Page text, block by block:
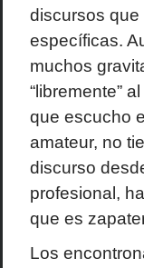
discursos
específicas.
muchos
“libremente”
que escucho
amateur, no
discurso
profesional,
que es
Los